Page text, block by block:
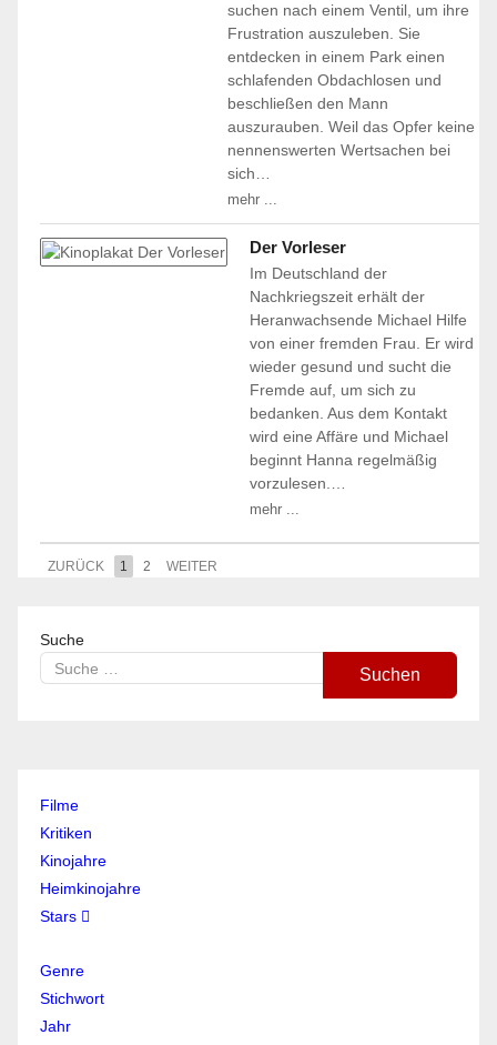
suchen nach einem Ventil, um ihre
Frustration auszuleben. Sie
entdecken in einem Park einen
schlafenden Obdachlosen und
beschließen den Mann
auszurauben. Weil das Opfer keine
nennenswerten Wertsachen bei
sich…
mehr ...
Der Vorleser
Im Deutschland der
Nachkriegszeit erhält der
Heranwachsende Michael Hilfe
von einer fremden Frau. Er wird
wieder gesund und sucht die
Fremde auf, um sich zu
bedanken. Aus dem Kontakt
wird eine Affäre und Michael
beginnt Hanna regelmäßig
vorzulesen.…
mehr ...
ZURÜCK 1 2 WEITER
Suche
Suchen
Filme
Kritiken
Kinojahre
Heimkinojahre
Stars
Genre
Stichwort
Jahr